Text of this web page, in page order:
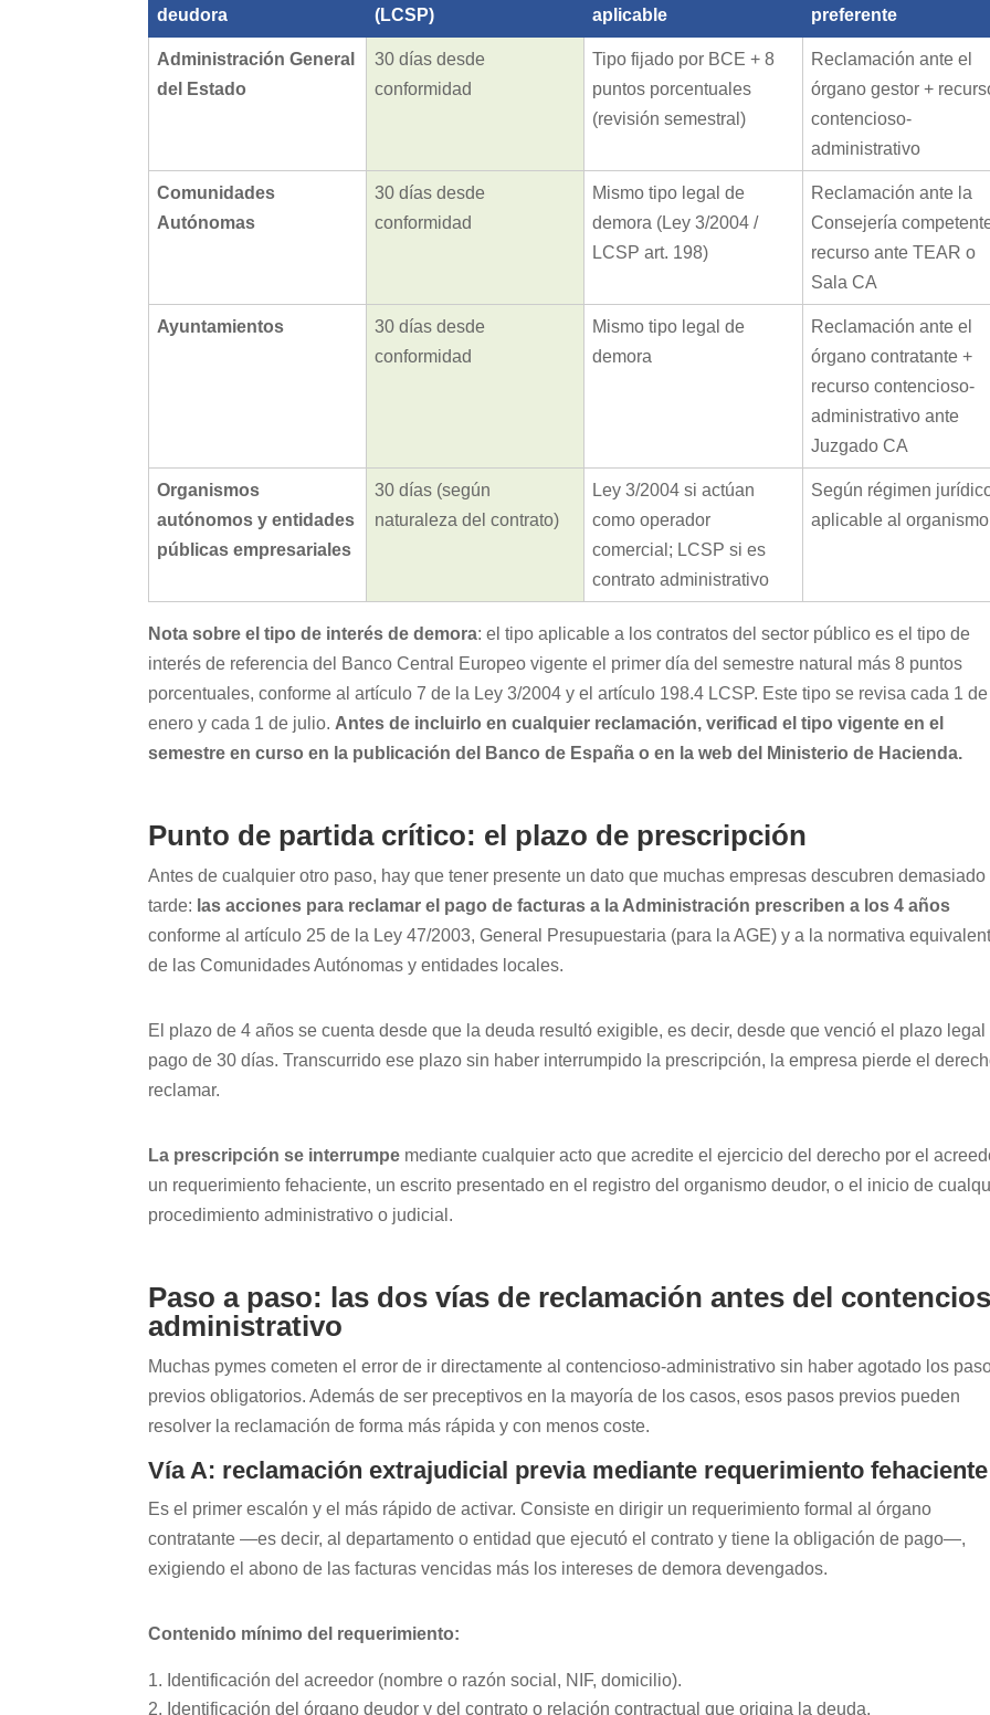
deudora
(LCSP)
aplicable
preferente
Administración General
del Estado
30 días desde
conformidad
Tipo fijado por BCE + 8
puntos porcentuales
(revisión semestral)
Reclamación ante el
órgano gestor +
contencioso-
administrativo
Comunidades
Autónomas
30 días desde
conformidad
Mismo tipo legal de
demora (Ley 3/2004 /
LCSP art. 198)
Reclamación ante la
Consejería
recurso ante TEAR o
Sala CA
Ayuntamientos
30 días desde
conformidad
Mismo tipo legal de
demora
Reclamación ante el
órgano contratante +
recurso contencioso-
administrativo ante
Juzgado CA
Organismos
autónomos y entidades
públicas empresariales
30 días (según
naturaleza del contrato)
Ley 3/2004 si actúan
como operador
comercial; LCSP si es
contrato administrativo
Según régimen
aplicable al organismo
Nota sobre el tipo de interés de demora: el tipo aplicable a los contratos del sector público es el tipo de
interés de referencia del Banco Central Europeo vigente el primer día del semestre natural más 8 puntos
porcentuales, conforme al artículo 7 de la Ley 3/2004 y el artículo 198.4 LCSP. Este tipo se revisa cada 1 de
enero y cada 1 de julio.Antes de incluirlo en cualquier reclamación, verificad el tipo vigente en el
semestre en curso en la publicación del Banco de España o en la web del Ministerio de Hacienda.
Punto de partida crítico: el plazo de prescripción
Antes de cualquier otro paso, hay que tener presente un dato que muchas empresas descubren demasiado
tarde: las acciones para reclamar el pago de facturas a la Administración prescriben a los 4 años
conforme al artículo 25 de la Ley 47/2003, General Presupuestaria (para la AGE) y a la normativa
de las Comunidades Autónomas y entidades locales.
El plazo de 4 años se cuenta desde que la deuda resultó exigible, es decir, desde que venció el plazo legal
pago de 30 días. Transcurrido ese plazo sin haber interrumpido la prescripción, la empresa pierde el
reclamar.
La prescripción se interrumpe mediante cualquier acto que acredite el ejercicio del derecho por el
un requerimiento fehaciente, un escrito presentado en el registro del organismo deudor, o el inicio de
procedimiento administrativo o judicial.
Paso a paso: las dos vías de reclamación antes del
administrativo
Muchas pymes cometen el error de ir directamente al contencioso-administrativo sin haber agotado los
previos obligatorios. Además de ser preceptivos en la mayoría de los casos, esos pasos previos pueden
resolver la reclamación de forma más rápida y con menos coste.
Vía A: reclamación extrajudicial previa mediante requerimiento fehaciente
Es el primer escalón y el más rápido de activar. Consiste en dirigir un requerimiento formal al órgano
contratante —es decir, al departamento o entidad que ejecutó el contrato y tiene la obligación de pago—,
exigiendo el abono de las facturas vencidas más los intereses de demora devengados.
Contenido mínimo del requerimiento:
Identificación del acreedor (nombre o razón social, NIF, domicilio).
Identificación del órgano deudor y del contrato o relación contractual que origina la deuda.